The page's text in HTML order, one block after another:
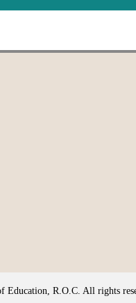
R.O.C. All rights